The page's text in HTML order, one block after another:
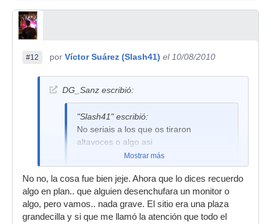
#12 por Víctor Suárez (Slash41) el 10/08/2010
DG_Sanz escribió:
"Slash41" escribió:
No seriais a los que os tiraron
altavoces o algo asi
Mostrar más
No no, la cosa fue bien jeje. Ahora que lo dices recuerdo
algo en plan.. que alguien desenchufara un monitor o
algo, pero vamos.. nada grave. El sitio era una plaza
grandecilla y si que me llamó la atención que todo el